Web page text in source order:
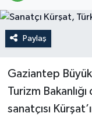
Paylaş
Gaziantep
Turizm
sanatçısı
Magazin
Politika
Sağlık
Spor
Haber Arşivi